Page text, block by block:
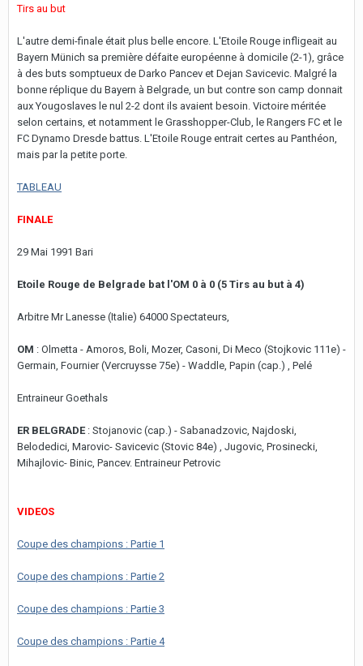
Tirs au but
L'autre demi-finale était plus belle encore. L'Etoile Rouge infligeait au
Bayern Münich sa première défaite européenne à domicile (2-1), grâce
à des buts somptueux de Darko Pancev et Dejan Savicevic. Malgré la
bonne réplique du Bayern à Belgrade, un but contre son camp donnait
aux Yougoslaves le nul 2-2 dont ils avaient besoin. Victoire méritée
selon certains, et notamment le Grasshopper-Club, le Rangers FC et le
FC Dynamo Dresde battus. L'Etoile Rouge entrait certes au Panthéon,
mais par la petite porte.
TABLEAU
FINALE
29 Mai 1991 Bari
Etoile Rouge de Belgrade bat l'OM 0 à 0 (5 Tirs au but à 4)
Arbitre Mr Lanesse (Italie) 64000 Spectateurs,
OM : Olmetta - Amoros, Boli, Mozer, Casoni, Di Meco (Stojkovic 111e) -
Germain, Fournier (Vercruysse 75e) - Waddle, Papin (cap.) , Pelé
Entraineur Goethals
ER BELGRADE : Stojanovic (cap.) - Sabanadzovic, Najdoski,
Belodedici, Marovic- Savicevic (Stovic 84e) , Jugovic, Prosinecki,
Mihajlovic- Binic, Pancev. Entraineur Petrovic
VIDEOS
Coupe des champions : Partie 1
Coupe des champions : Partie 2
Coupe des champions : Partie 3
Coupe des champions : Partie 4